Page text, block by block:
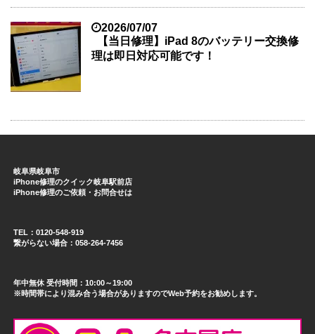
2026/07/07
【当日修理】iPad 8のバッテリー交換修
理は即日対応可能です！
岐阜県岐阜市
iPhone修理のクイック岐阜駅前店
iPhone修理のご依頼・お問合せは
TEL：0120-548-919
繋がらない場合：058-264-7456
年中無休 受付時間：10:00～19:00
※時間帯により混み合う場合がありますのでWeb予約をお勧めします。